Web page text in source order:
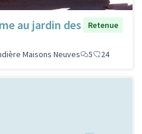
au jardin des
Retenue
Maisons Neuves 5 24